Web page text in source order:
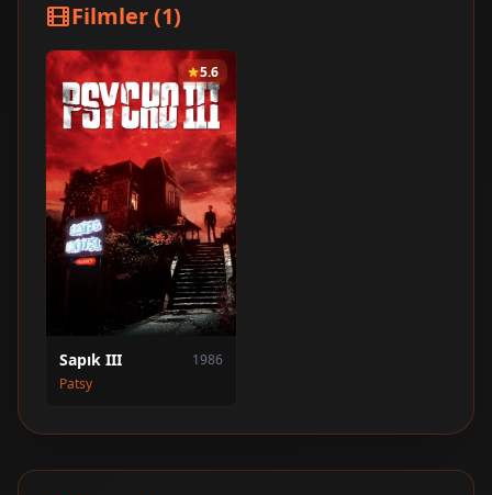
Filmler (1)
5.6
Sapık III
1986
Patsy